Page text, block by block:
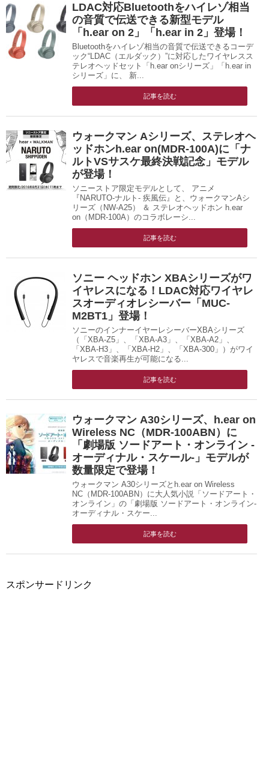
LDAC対応Bluetoothをハイレゾ相当
の音質で伝送できる新型モデル
「h.ear on 2」「h.ear in 2」登場！
Bluetoothをハイレゾ相当の音質で伝送できるコーデ
ック“LDAC（エルダック）”に対応したワイヤレスス
テレオヘッドセット「h.ear onシリーズ」「h.ear in
シリーズ」に、 新...
記事を読む
ウォークマン Aシリーズ、ステレオヘ
ッドホンh.ear on(MDR-100A)に「ナ
ルトVSサスケ最終決戦記念」モデル
が登場！
ソニーストア限定モデルとして、 アニメ
『NARUTO-ナルト- 疾風伝』と、ウォークマンAシ
リーズ（NW-A25） ＆ ステレオヘッドホン h.ear
on（MDR-100A）のコラボレーシ...
記事を読む
ソニー ヘッドホン XBAシリーズがワ
イヤレスになる！LDAC対応ワイヤレ
スオーディオレシーバー「MUC-
M2BT1」登場！
ソニーのインナーイヤーレシーバーXBAシリーズ
（「XBA-Z5」、「XBA-A3」、「XBA-A2」、
「XBA-H3」、「XBA-H2」、「XBA-300」）がワイ
ヤレスで音楽再生が可能になる...
記事を読む
ウォークマン A30シリーズ、h.ear on
Wireless NC（MDR-100ABN）に
「劇場版 ソードアート・オンライン -
オーディナル・スケール-」モデルが
数量限定で登場！
ウォークマン A30シリーズとh.ear on Wireless
NC（MDR-100ABN）に大人気小説「ソードアート・
オンライン」の「劇場版 ソードアート・オンライン-
オーディナル・スケー...
記事を読む
スポンサードリンク